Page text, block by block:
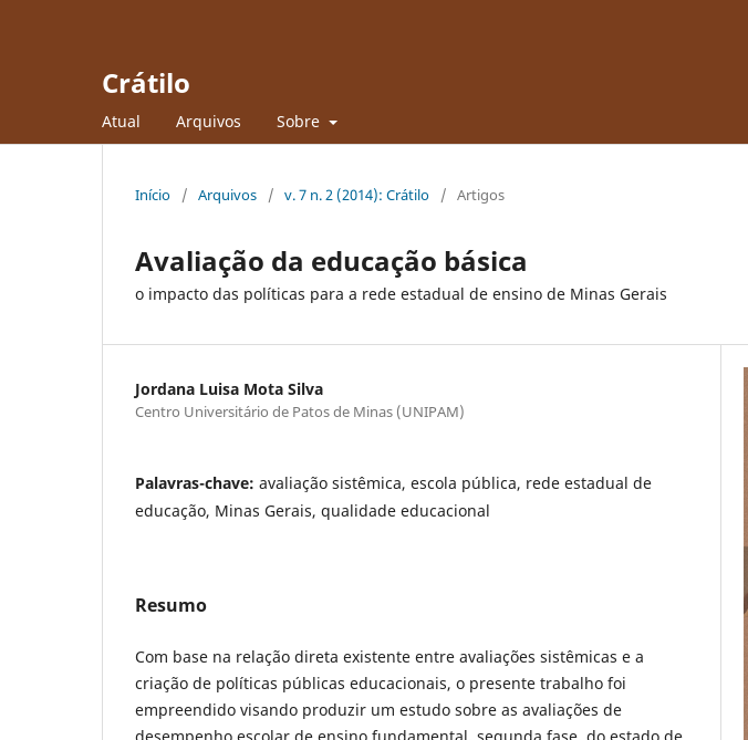
Crátilo
Atual Arquivos Sobre
Início / Arquivos / v. 7 n. 2 (2014): Crátilo / Artigos
Avaliação da educação básica
o impacto das políticas para a rede estadual de ensino de Minas Gerais
Jordana Luisa Mota Silva
Centro Universitário de Patos de Minas (UNIPAM)
Palavras-chave: avaliação sistêmica, escola pública, rede estadual de
educação, Minas Gerais, qualidade educacional
Resumo
Com base na relação direta existente entre avaliações sistêmicas e a
criação de políticas públicas educacionais, o presente trabalho foi
empreendido visando produzir um estudo sobre as avaliações de